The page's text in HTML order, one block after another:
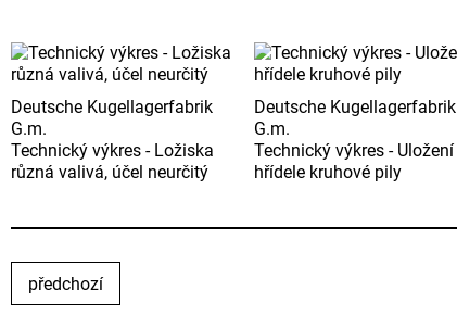
Deutsche Kugellagerfabrik
G.m.
Technický výkres - Ložiska
různá valivá, účel neurčitý
Deutsche Kugellagerfabrik
G.m.
Technický výkres - Uložení
hřídele kruhové pily
předchozí